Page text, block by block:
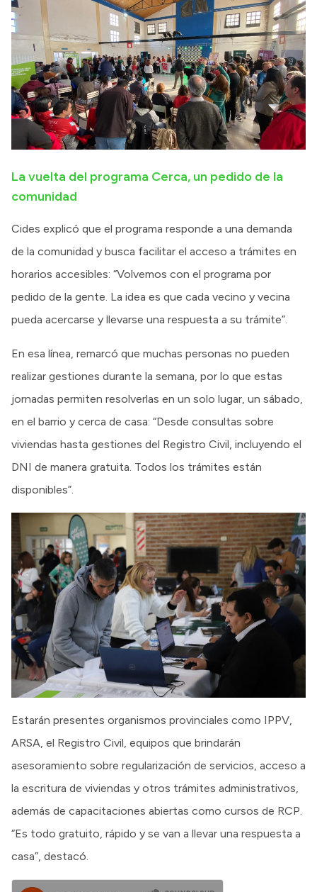
La vuelta del programa Cerca, un pedido de la
comunidad
Cides explicó que el programa responde a una demanda
de la comunidad y busca facilitar el acceso a trámites en
horarios accesibles: “Volvemos con el programa por
pedido de la gente. La idea es que cada vecino y vecina
pueda acercarse y llevarse una respuesta a su trámite”.
En esa línea, remarcó que muchas personas no pueden
realizar gestiones durante la semana, por lo que estas
jornadas permiten resolverlas en un solo lugar, un sábado,
en el barrio y cerca de casa: “Desde consultas sobre
viviendas hasta gestiones del Registro Civil, incluyendo el
DNI de manera gratuita. Todos los trámites están
disponibles”.
Estarán presentes organismos provinciales como IPPV,
ARSA, el Registro Civil, equipos que brindarán
asesoramiento sobre regularización de servicios, acceso a
la escritura de viviendas y otros trámites administrativos,
además de capacitaciones abiertas como cursos de RCP.
“Es todo gratuito, rápido y se van a llevar una respuesta a
casa”, destacó.